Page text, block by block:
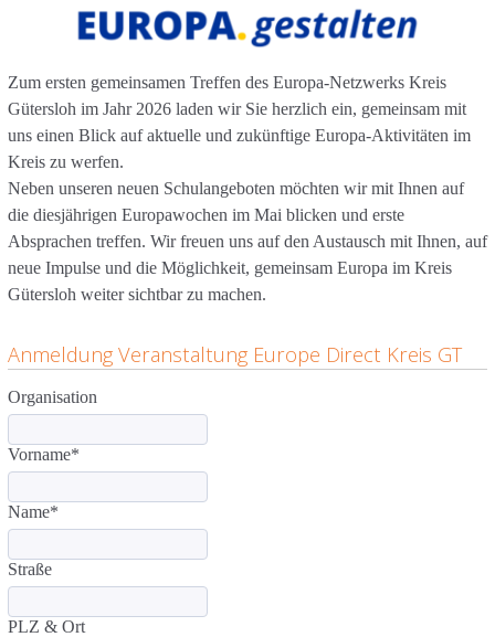
Zum ersten gemeinsamen Treffen des Europa-Netzwerks Kreis
Gütersloh im Jahr 2026 laden wir Sie herzlich ein, gemeinsam mit
uns einen Blick auf aktuelle und zukünftige Europa-Aktivitäten im
Kreis zu werfen.
Neben unseren neuen Schulangeboten möchten wir mit Ihnen auf
die diesjährigen Europawochen im Mai blicken und erste
Absprachen treffen. Wir freuen uns auf den Austausch mit Ihnen, auf
neue Impulse und die Möglichkeit, gemeinsam Europa im Kreis
Gütersloh weiter sichtbar zu machen.
Anmeldung Veranstaltung Europe Direct Kreis GT
Organisation
Vorname*
Name*
Straße
PLZ & Ort